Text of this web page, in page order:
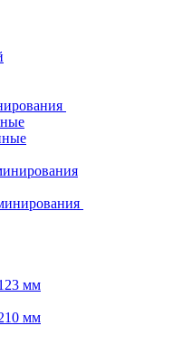
мм
мм